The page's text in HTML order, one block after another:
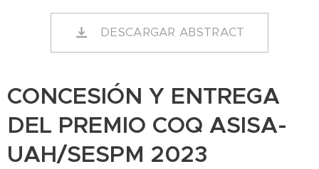
DESCARGAR ABSTRACT
CONCESIÓN Y ENTREGA
DEL PREMIO COQ ASISA-
UAH/SESPM 2023